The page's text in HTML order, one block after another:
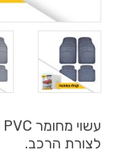
לצורת הרכב.